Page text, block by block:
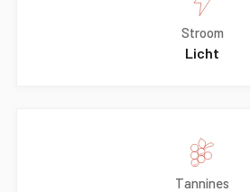
Stroom
Licht
Tannines